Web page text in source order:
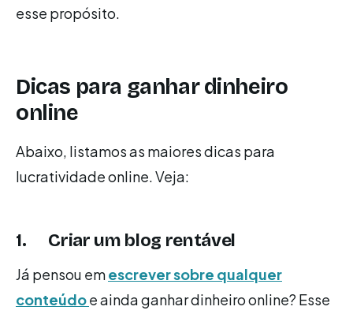
esse propósito.
Dicas para ganhar dinheiro
online
Abaixo, listamos as maiores dicas para
lucratividade online. Veja:
1. Criar um blog rentável
Já pensou emescrever sobre qualquer
conteúdoe ainda ganhar dinheiro online? Esse